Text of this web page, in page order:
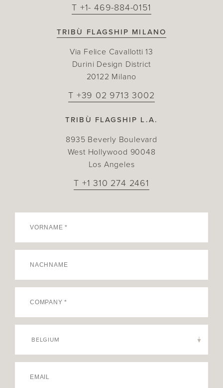
T +1- 469-884-0151
TRIBÙ FLAGSHIP MILANO
Via Felice Cavallotti 13
Durini Design District
20122 Milano
T +39 02 9713 3002
TRIBÙ FLAGSHIP L.A.
8935 Beverly Boulevard
West Hollywood 90048
Los Angeles
T +1 310 274 2461
BELGIUM